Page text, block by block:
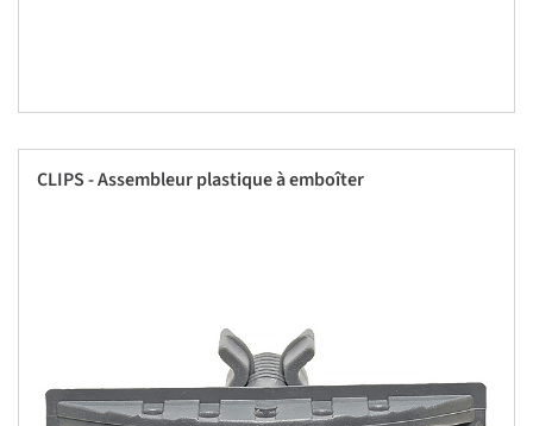
CLIPS - Assembleur plastique à emboîter